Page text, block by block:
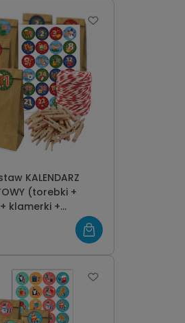
KALENDARZ
(torebki +
klamerki +